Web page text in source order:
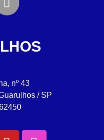
nº 43
/ SP